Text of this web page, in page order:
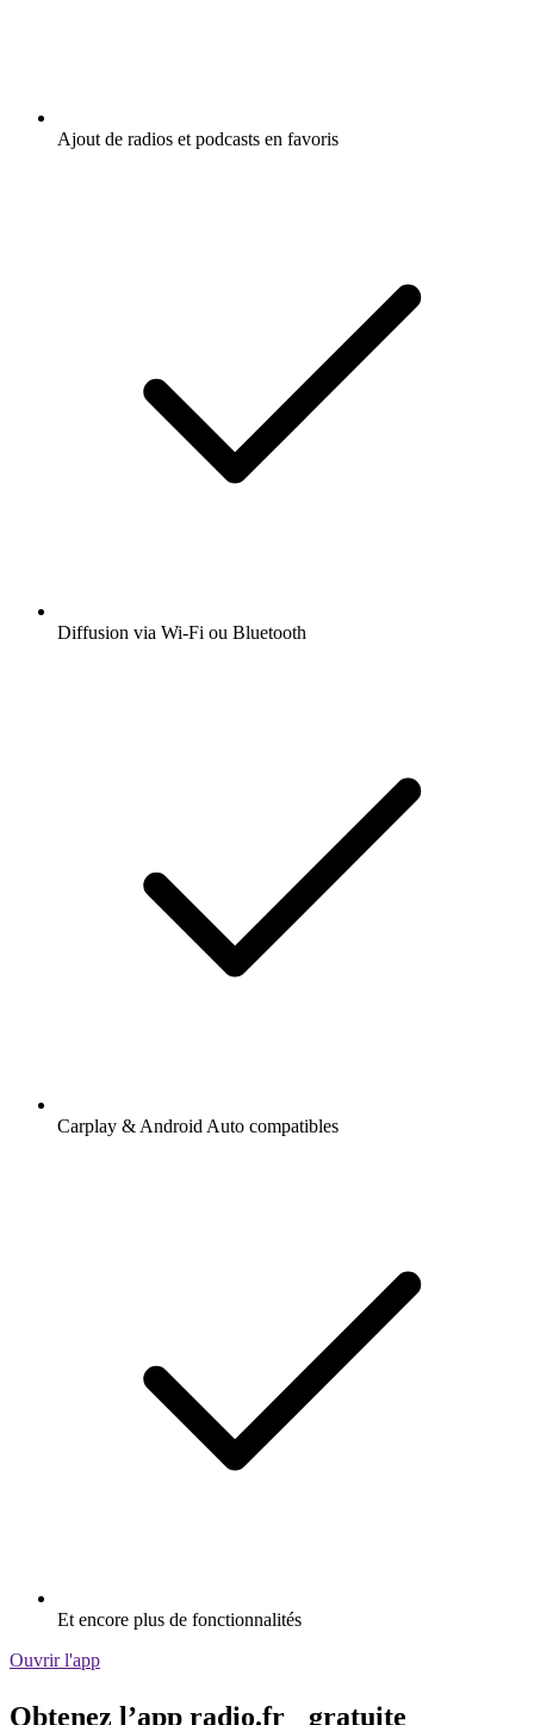
Ajout de radios et podcasts en favoris
Diffusion via Wi-Fi ou Bluetooth
Carplay & Android Auto compatibles
Et encore plus de fonctionnalités
Ouvrir l'app
Obtenez l’app radio.fr gratuite